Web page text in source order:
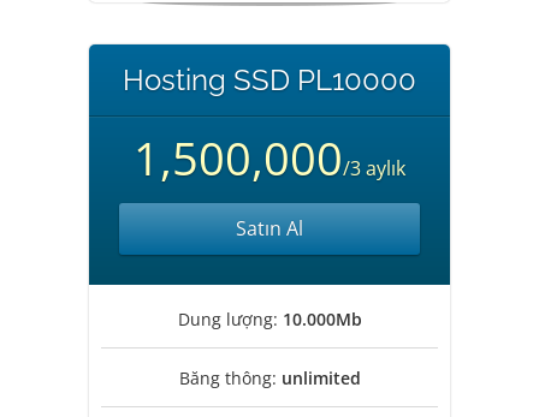
Hosting SSD PL10000
1,500,000/3 aylık
Satın Al
Dung lượng: 10.000Mb
Băng thông: unlimited